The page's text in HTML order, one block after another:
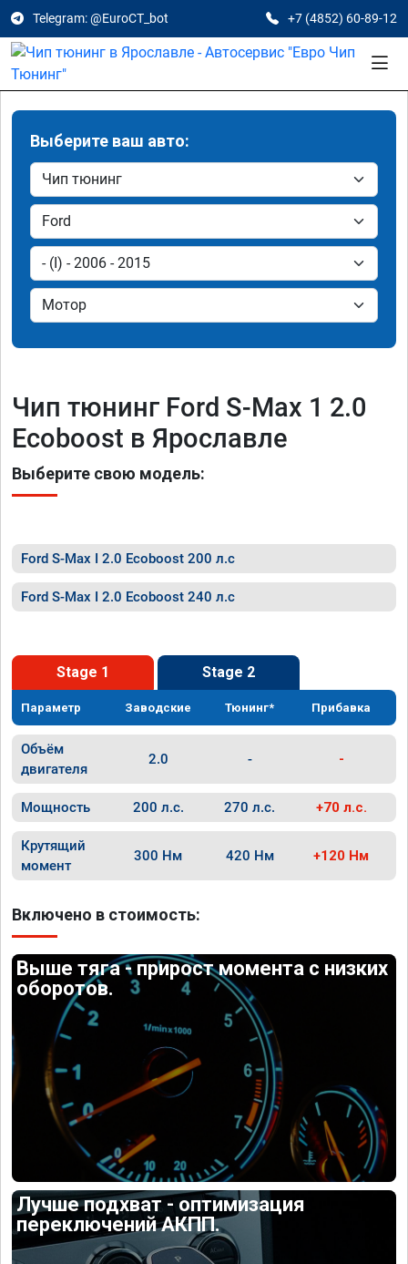
Telegram: @EuroCT_bot +7 (4852) 60-89-12
Выберите ваш авто:
Чип тюнинг Ford S-Max 1 2.0
Ecoboost в Ярославле
Выберите свою модель:
Ford S-Max I 2.0 Ecoboost 200 л.с
Ford S-Max I 2.0 Ecoboost 240 л.с
Stage 1 Stage 2
Параметр Заводские Тюнинг* Прибавка
Объём
двигателя
2.0 - -
Мощность 200 л.с. 270 л.с. +70 л.с.
Крутящий
момент
300 Нм 420 Нм +120 Нм
Включено в стоимость:
Выше тяга - прирост момента с низких
оборотов.
Лучше подхват - оптимизация
переключений АКПП.